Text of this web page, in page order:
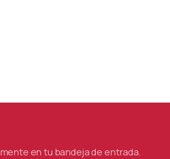
en tu bandeja de entrada.